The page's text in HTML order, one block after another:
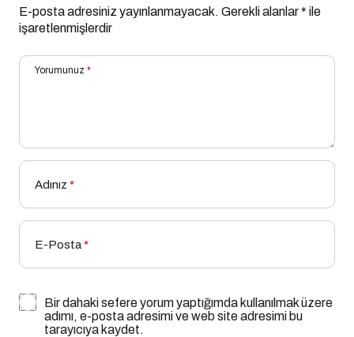
E-posta adresiniz yayınlanmayacak. Gerekli alanlar* ile
işaretlenmişlerdir
Yorumunuz *
Adınız *
E-Posta*
Bir dahaki sefere yorum yaptığımda kullanılmak üzere
adımı, e-posta adresimi ve web site adresimi bu
tarayıcıya kaydet.